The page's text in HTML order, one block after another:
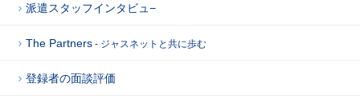
派遣スタッフインタビュ−
The Partners - ジャスネットと共に歩む
登録者の面談評価